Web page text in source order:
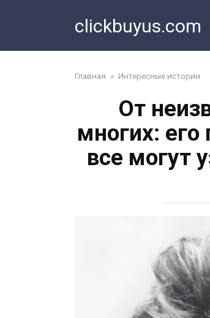
clickbuyus.com
Главная » Интересные истории
От
многих:
все могут